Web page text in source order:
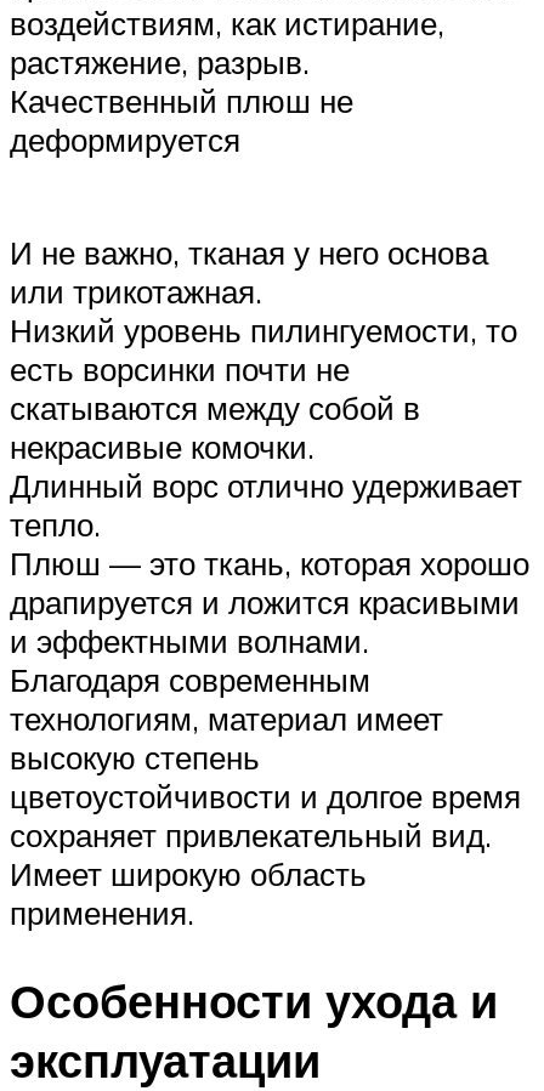
воздействиям, как истирание,
растяжение, разрыв.
Качественный плюш не
деформируется
И не важно, тканая у него основа
или трикотажная.
Низкий уровень пилингуемости, то
есть ворсинки почти не
скатываются между собой в
некрасивые комочки.
Длинный ворс отлично удерживает
тепло.
Плюш — это ткань, которая хорошо
драпируется и ложится красивыми
и эффектными волнами.
Благодаря современным
технологиям, материал имеет
высокую степень
цветоустойчивости и долгое время
сохраняет привлекательный вид.
Имеет широкую область
применения.
Особенности ухода и
эксплуатации